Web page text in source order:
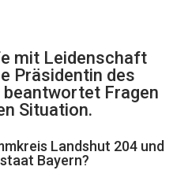
mit Leidenschaft
Präsidentin des
Fragen
Situation.
Landshut 204 und
Bayern?